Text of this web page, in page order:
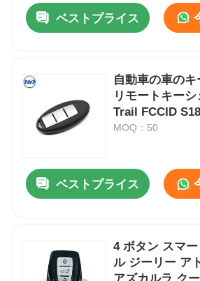
企業情報
品質管理
ニュース
自動キー
ベストプライス
自動車の車の
リモートキー
Trail FCCID
MOQ：50
ベストプライス
4 ボタン スマ
ル ジーリー ア
アズカルラ ク